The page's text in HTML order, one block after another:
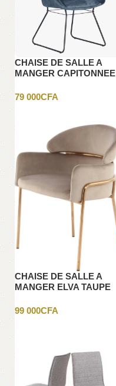
CHAISE DE SALLE A
MANGER CAPITONNEE
NOIRE
79 000CFA
CHAISE DE SALLE A
MANGER ELVA TAUPE
99 000CFA